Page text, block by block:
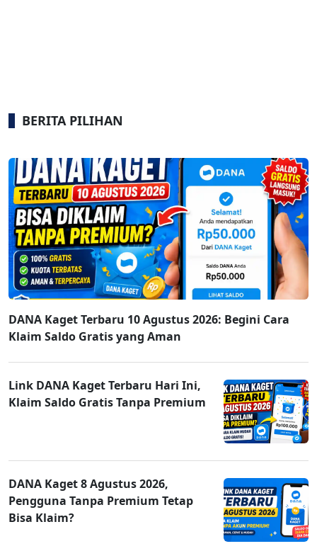
BERITA PILIHAN
DANA Kaget Terbaru 10 Agustus 2026: Begini Cara
Klaim Saldo Gratis yang Aman
Link DANA Kaget Terbaru Hari Ini,
Klaim Saldo Gratis Tanpa Premium
DANA Kaget 8 Agustus 2026,
Pengguna Tanpa Premium Tetap
Bisa Klaim?